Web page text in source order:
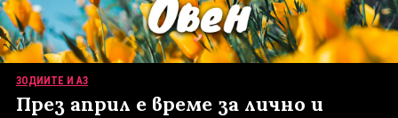
ЗОДИИТЕ И АЗ
През април е време за лично и